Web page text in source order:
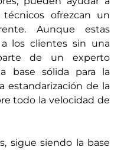
ofrezcan un
Aunque estas
los clientes sin una
de un experto
base sólida para la
estandarización de la
todo la velocidad de
sigue siendo la base